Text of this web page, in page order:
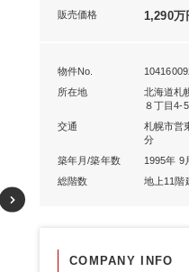
販売価格 1,290万
物件No.
所在地
北海道札
８丁目4-5
交通
札幌市営
分
築年月/築年数
1995年 9
総階数
地上11階
COMPANY INFO